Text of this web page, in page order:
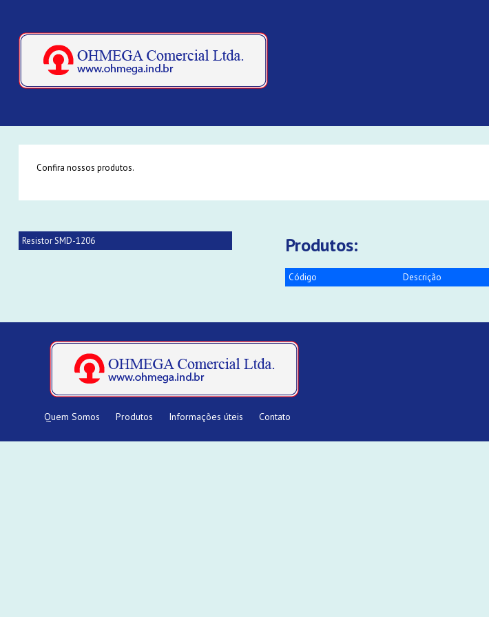
Confira nossos produtos.
Resistor SMD-1206 Produtos:
Código Descrição
Quem Somos Produtos Informações úteis Contato